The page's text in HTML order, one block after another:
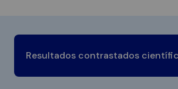
Resultados contrastados